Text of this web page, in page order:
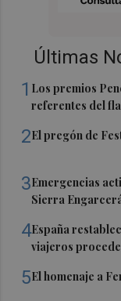
Últimas
1 Los premios
referentes del
2El pregón de
3Emergencias
Sierra
4España
viajeros
5El homenaje a